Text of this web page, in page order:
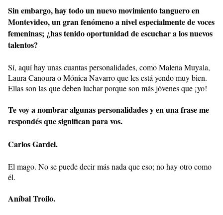
Sin embargo, hay todo un nuevo movimiento tanguero en
Montevideo, un gran fenómeno a nivel especialmente de voces
femeninas; ¿has tenido oportunidad de escuchar a los nuevos
talentos?
Sí, aquí hay unas cuantas personalidades, como Malena Muyala,
Laura Canoura o Mónica Navarro que les está yendo muy bien.
Ellas son las que deben luchar porque son más jóvenes que ¡yo!
Te voy a nombrar algunas personalidades y en una frase me
respondés que significan para vos.
Carlos Gardel.
El mago. No se puede decir más nada que eso; no hay otro como
él.
Aníbal Troilo.